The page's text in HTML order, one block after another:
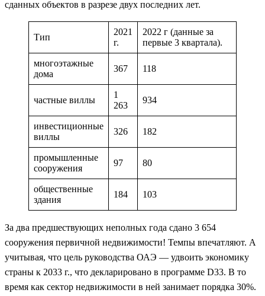
сданных объектов в разрезе двух последних лет.
Тип
2021
г.
2022 г (данные за
первые 3 квартала).
многоэтажные
дома
367 118
частные виллы
1
263
934
инвестиционные
виллы
326 182
промышленные
сооружения
97 80
общественные
здания
184 103
За два предшествующих неполных года сдано 3 654
сооружения первичной недвижимости! Темпы впечатляют. А
учитывая, что цель руководства ОАЭ — удвоить экономику
страны к 2033 г., что декларировано в программе D33. В то
время как сектор недвижимости в ней занимает порядка 30%.